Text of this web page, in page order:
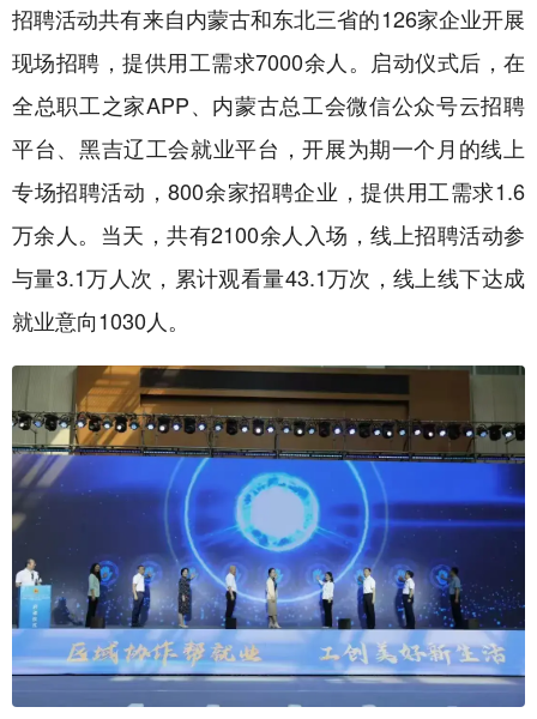
招聘活动共有来自内蒙古和东北三省的126家企业开展
现场招聘，提供用工需求7000余人。启动仪式后，在
全总职工之家APP、内蒙古总工会微信公众号云招聘
平台、黑吉辽工会就业平台，开展为期一个月的线上
专场招聘活动，800余家招聘企业，提供用工需求1.6
万余人。当天，共有2100余人入场，线上招聘活动参
与量3.1万人次，累计观看量43.1万次，线上线下达成
就业意向1030人。